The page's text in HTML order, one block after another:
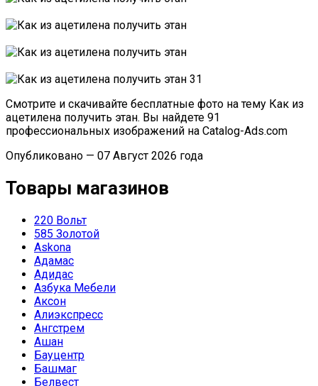
Смотрите и скачивайте бесплатные фото на тему Как из
ацетилена получить этан. Вы найдете 91
профессиональных изображений на Catalog-Ads.com
Опубликовано — 07 Август 2026 года
Товары магазинов
220 Вольт
585 Золотой
Askona
Адамас
Адидас
Азбука Мебели
Аксон
Алиэкспресс
Ангстрем
Ашан
Бауцентр
Башмаг
Белвест